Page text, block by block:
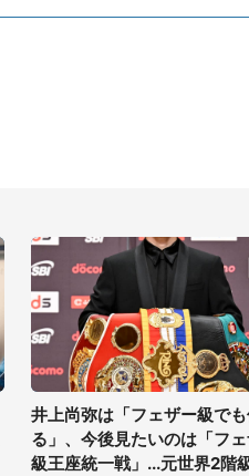
井上尚弥は「フェザー級で
る」、今後見たいのは「フ
級王座統一戦」...元世界2階